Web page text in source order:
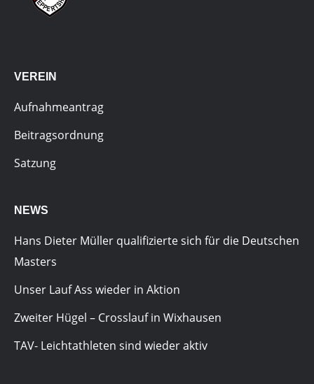
VEREIN
Aufnahmeantrag
Beitragsordnung
Satzung
NEWS
Hans Dieter Müller qualifizierte sich für die Deutschen
Masters
Unser Lauf Ass wieder in Aktion
Zweiter Hügel – Crosslauf in Wixhausen
TAV- Leichtathleten sind wieder aktiv